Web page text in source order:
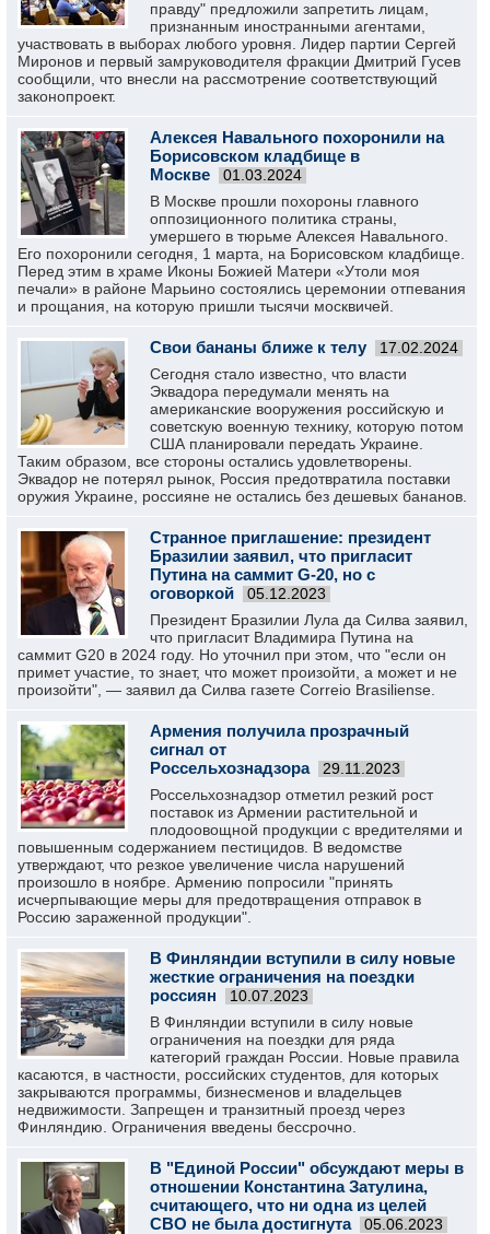
правду" предложили запретить лицам,
признанным иностранными агентами,
участвовать в выборах любого уровня. Лидер партии Сергей
Миронов и первый замруководителя фракции Дмитрий Гусев
сообщили, что внесли на рассмотрение соответствующий
законопроект.
Алексея Навального похоронили на
Борисовском кладбище в
Москве
01.03.2024
В Москве прошли похороны главного
оппозиционного политика страны,
умершего в тюрьме Алексея Навального.
Его похоронили сегодня, 1 марта, на Борисовском кладбище.
Перед этим в храме Иконы Божией Матери «Утоли моя
печали» в районе Марьино состоялись церемонии отпевания
и прощания, на которую пришли тысячи москвичей.
Свои бананы ближе к телу 17.02.2024
Сегодня стало известно, что власти
Эквадора передумали менять на
американские вооружения российскую и
советскую военную технику, которую потом
США планировали передать Украине.
Таким образом, все стороны остались удовлетворены.
Эквадор не потерял рынок, Россия предотвратила поставки
оружия Украине, россияне не остались без дешевых бананов.
Странное приглашение: президент
Бразилии заявил, что пригласит
Путина на саммит G-20, но с
оговоркой
05.12.2023
Президент Бразилии Лула да Силва заявил,
что пригласит Владимира Путина на
саммит G20 в 2024 году. Но уточнил при этом, что "если он
примет участие, то знает, что может произойти, а может и не
произойти", — заявил да Силва газете Correio Brasiliense.
Армения получила прозрачный
сигнал от
Россельхознадзора
29.11.2023
Россельхознадзор отметил резкий рост
поставок из Армении растительной и
плодоовощной продукции с вредителями и
повышенным содержанием пестицидов. В ведомстве
утверждают, что резкое увеличение числа нарушений
произошло в ноябре. Армению попросили "принять
исчерпывающие меры для предотвращения отправок в
Россию зараженной продукции".
В Финляндии вступили в силу новые
жесткие ограничения на поездки
россиян
10.07.2023
В Финляндии вступили в силу новые
ограничения на поездки для ряда
категорий граждан России. Новые правила
касаются, в частности, российских студентов, для которых
закрываются программы, бизнесменов и владельцев
недвижимости. Запрещен и транзитный проезд через
Финляндию. Ограничения введены бессрочно.
В "Единой России" обсуждают меры в
отношении Константина Затулина,
считающего, что ни одна из целей
СВО не была достигнута
05.06.2023